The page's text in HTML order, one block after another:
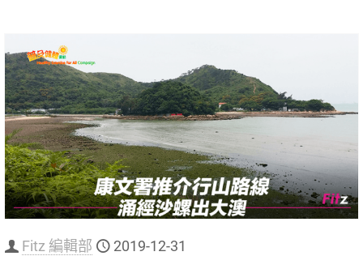
Fitz 編輯部 2019-12-31